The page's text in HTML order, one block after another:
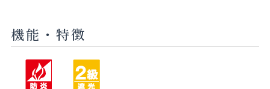
機能・特徴